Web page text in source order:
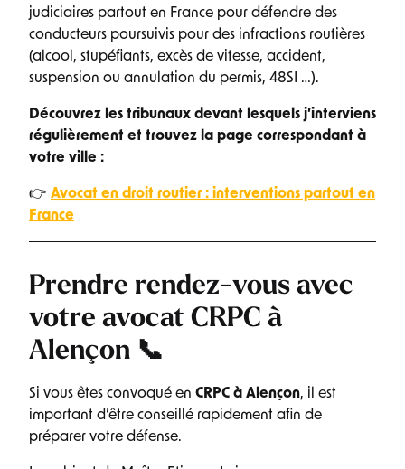
judiciaires partout en France pour défendre des
conducteurs poursuivis pour des infractions routières
(alcool, stupéfiants, excès de vitesse, accident,
suspension ou annulation du permis, 48SI …).
Découvrez les tribunaux devant lesquels j’interviens
régulièrement et trouvez la page correspondant à
votre ville :
👉 Avocat en droit routier : interventions partout en
France
Prendre rendez-vous avec
votre avocat CRPC à
Alençon 📞
Si vous êtes convoqué en CRPC à Alençon, il est
important d’être conseillé rapidement afin de
préparer votre défense.